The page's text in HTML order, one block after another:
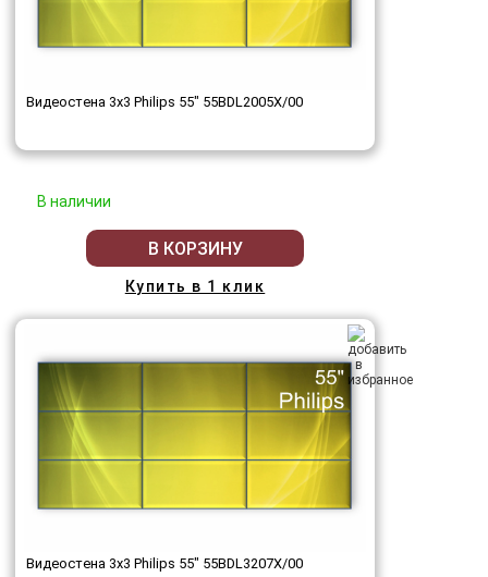
Видеостена 3x3 Philips 55" 55BDL2005X/00
В наличии
В КОРЗИНУ
Купить в 1 клик
Видеостена 3x3 Philips 55" 55BDL3207X/00